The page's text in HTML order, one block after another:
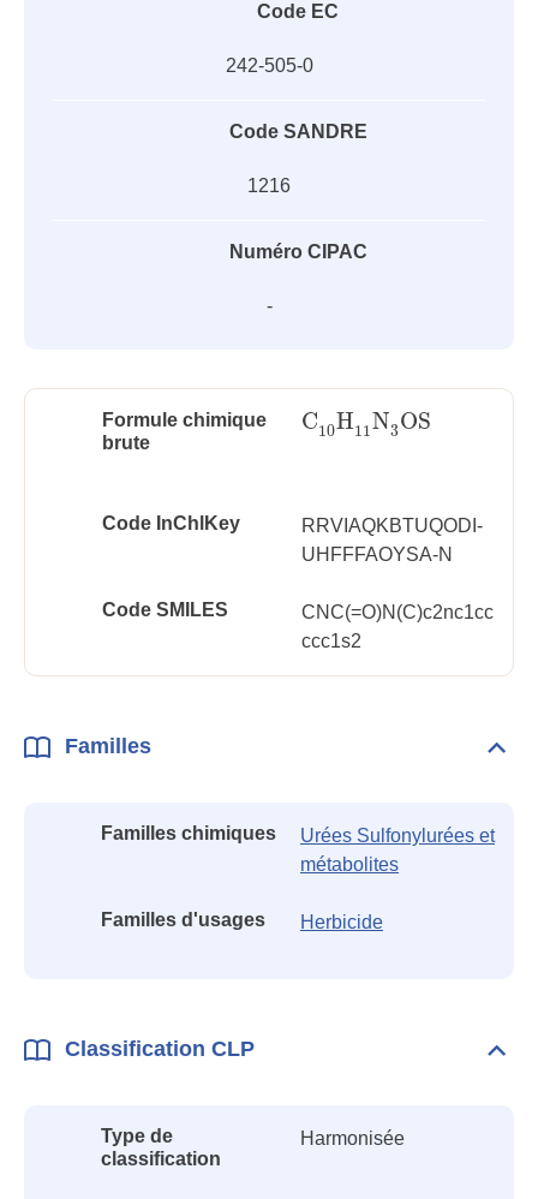
Code EC
242-505-0
Code SANDRE
1216
Numéro CIPAC
-
Formule chimique
brute
C10H11N3OS
C10H11N 3OS
Code InChlKey
RRVIAQKBTUQODI-
UHFFFAOYSA-N
Code SMILES
CNC(=O)N(C)c2nc1cc
ccc1s2
Familles
Familles chimiques
Urées Sulfonylurées et
métabolites
Familles d'usages Herbicide
Classification CLP
Type de
classification
Harmonisée